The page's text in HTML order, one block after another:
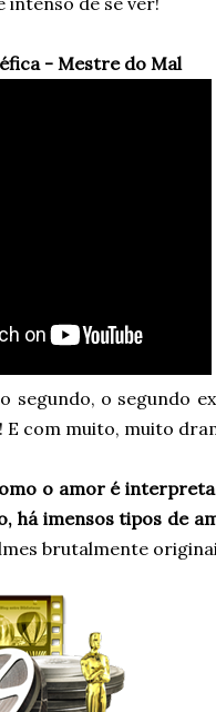
- Mestre do Mal
o segundo
com muito, muito
o amor é
há imensos tipos de
brutalmente